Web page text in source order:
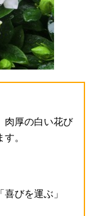
肉厚の白い花び
。
びを運ぶ」